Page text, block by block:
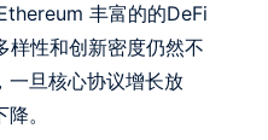
丰富的的DeFi
样性和创新密度仍然不
一旦核心协议增长放
。